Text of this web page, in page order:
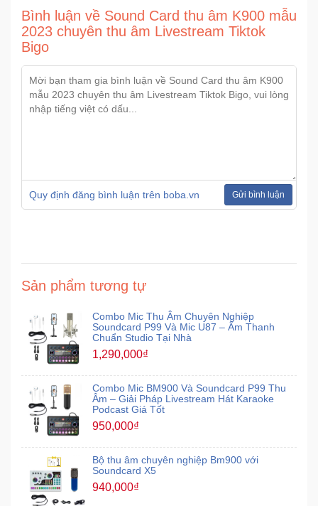
Bình luận về Sound Card thu âm K900 mẫu
2023 chuyên thu âm Livestream Tiktok
Bigo
Quy định đăng bình luận trên boba.vn Gửi bình luận
Sản phẩm tương tự
Combo Mic Thu Âm Chuyên Nghiệp
Soundcard P99 Và Mic U87 – Âm Thanh
Chuẩn Studio Tại Nhà
1,290,000₫
Combo Mic BM900 Và Soundcard P99 Thu
Âm – Giải Pháp Livestream Hát Karaoke
Podcast Giá Tốt
950,000₫
Bộ thu âm chuyên nghiệp Bm900 với
Soundcard X5
940,000₫